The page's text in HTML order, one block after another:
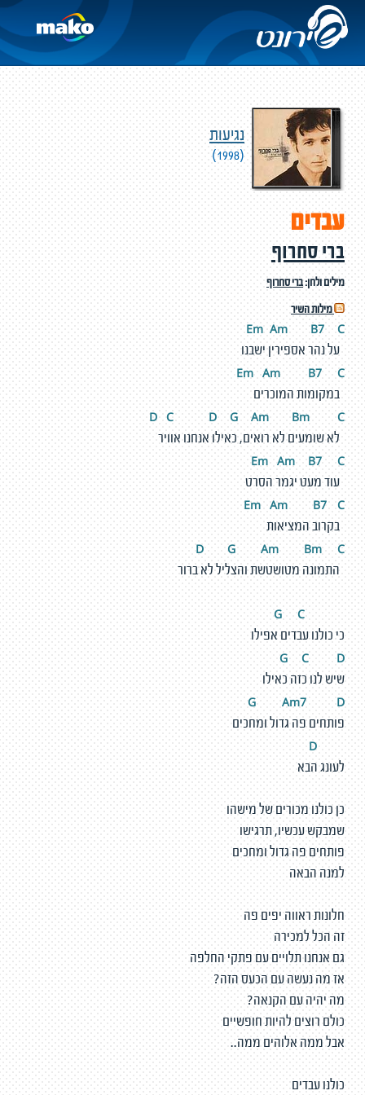
נגיעות
(1998)
עבדים
ברי סחרוף
מילים ולחן:ברי סחרוף
מילות השיר
Em Am B7 C
על נהר אספירין ישבנו
Em Am B7 C
במקומות המוכרים
D C D G Am Bm C
לא שומעים לא רואים, כאילו אנחנו אוויר
Em Am B7 C
עוד מעט יגמר הסרט
Em Am B7 C
בקרוב המציאות
D G Am Bm C
התמונה מטושטשת והצליל לא ברור
C
כי כולנו עבדים אפילו
G C D
שיש לנו כזה כאילו
G Am7 D
פותחים פה גדול ומחכים
לעונג הבא
כן כולנו מכורים של מישהו
שמבקש עכשיו, תרגישו
פותחים פה גדול ומחכים
למנה הבאה
חלונות ראווה יפים פה
זה הכל למכירה
גם אנחנו תלויים עם פתקי החלפה
אז מה נעשה עם הכעס הזה?
מה יהיה עם הקנאה?
כולם רוצים להיות חופשיים
אבל ממה אלוהים ממה..
כולנו עבדים